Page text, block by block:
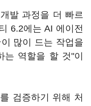
발 과정을 더 빠르
6.2에는 AI 에이전
많이 드는 작업을
역할을 할 것"이
검증하기 위해 처